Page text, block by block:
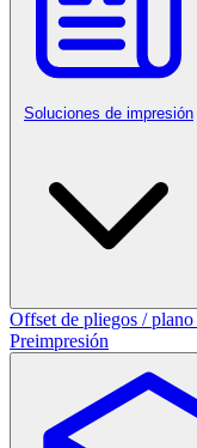
Soluciones de impresión
Offset de pliegos / plano
Preimpresión